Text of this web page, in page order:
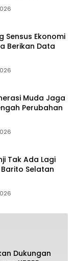
Sensus Ekonomi
Berikan Data
Muda Jaga
Perubahan
Tak Ada Lagi
Selatan
Dukungan